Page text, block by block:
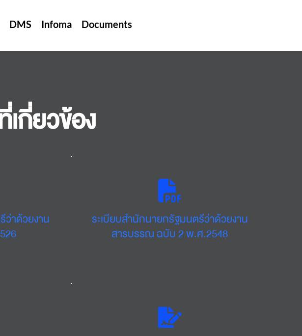
DMS Infoma Documents
เกี่ยวข้อง
ว่าด้วยงาน
ระเบียบสำนักนายกรัฐมนตรีว่าด้วยงาน
สารบรรณ ฉบับ 2 พ.ศ.2548